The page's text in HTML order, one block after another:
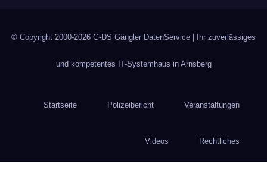
© Copyright 2000-2026 G-DS Gängler DatenService | Ihr zuverlässiges
und kompetentes IT-Systemhaus in Arnsberg
Startseite Polizeibericht Veranstaltungen
Videos Rechtliches